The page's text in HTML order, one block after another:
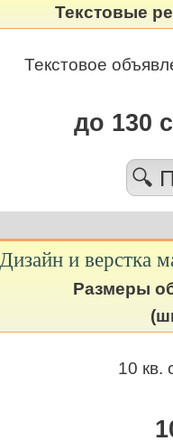
Текстовые
Текстовое
до 130
🔍
Дизайн и верстка
Размеры
10 кв.